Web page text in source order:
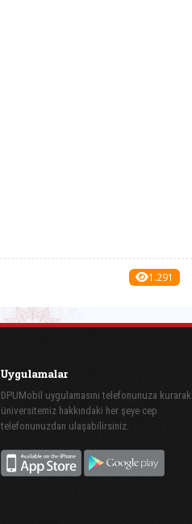
1.291
Uygulamalar
DPUMobil uygulamasını telefonunuza kurarak
üniversitemiz hakkındaki her şeye cep
telefonunuzdan ulaşabilirsiniz.